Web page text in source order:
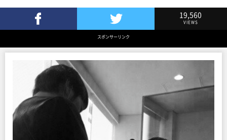
Twitterでツイート
19,560
VIEWS
スポンサーリンク